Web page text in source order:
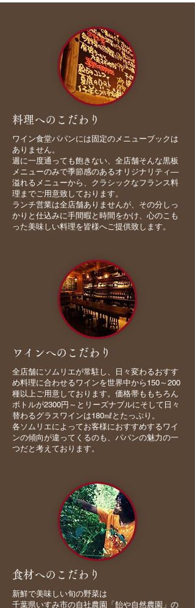
料理へのこだわり
ワイン食堂パパンには固定のメニューブックは
ありません。
週に一度通っても飽きない、全店舗そんな黒板
メニューのみで季節感のあるオリジナリティ―
溢れるメニューから、クラシックなフランス料
理までご用意致しております。
ランチ営業は全店舗ありませんが、その分しっ
かりと仕込みに手間暇と時間をかけ、心のこも
った美味しい料理を皆様へご提供致します。
ワインへのこだわり
全店舗にソムリエが常駐し、日々変わるおすす
め料理に合わせるワインを世界中から150～200
種以上ご用意しております。価格帯ももちろん
ボトルが2300円～とリーズナブルにそして日々
替わるグラスワインは180㎖とたっぷり。
各ソムリエによってお客様におすすめするワイ
ンの傾向が違ってくるのも、パパンの魅力の一
つだと考えております。
食材へのこだわり
新鮮で美味しい旬の野菜は
千葉県いすみ市の自社農園「飴や自然農園」の